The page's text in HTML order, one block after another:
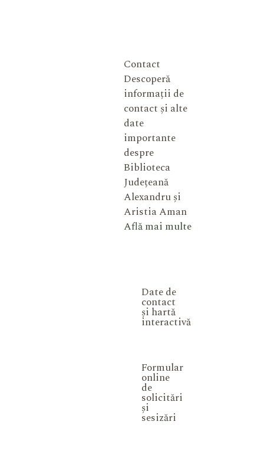
Contact
Descoperă
informații de
contact și alte
date
importante
despre
Biblioteca
Județeană
Alexandru și
Aristia Aman
Află mai multe
Date de
contact
și hartă
interactivă
Formular
online
de
solicitări
și
sesizări